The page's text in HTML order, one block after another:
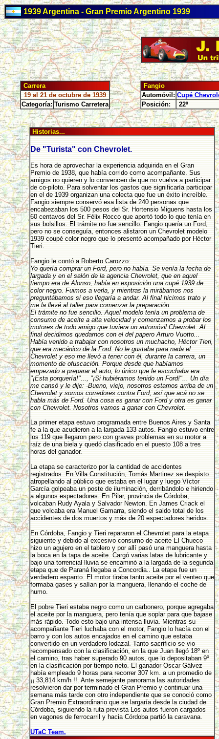
1939 Argentina - Gran Premio Argentino 1939
Carrera
19 al 21 de octubre de 1939
Categoría: Turismo Carretera
Fangio
Automóvil: Cupé
Posición:
22º
Historias...
De "Turista" con Chevrolet.
Es hora de aprovechar la experiencia adquirida en el Gran
Premio de 1938, que había corrido como acompañante. Sus
amigos no quieren y lo convencen de que no vuelva a participar
de co-piloto. Para solventar los gastos que significaría participar
en el de 1939 organizan una colecta que fue un éxito increíble.
Fangio siempre conservó esa lista de 240 personas que
encabezaban los 500 pesos del Sr. Hortensio Miguens hasta los
60 centavos del Sr. Félix Rocco que aportó todo lo que tenía en
sus bolsillos. El trámite no fue sencillo. Fangio quería un Ford,
pero no se conseguía, entonces alistaron un Chevrolet modelo
1939 coupé color negro que lo presentó acompañado por Héctor
Tieri.
Fangio le contó a Roberto Carozzo:
Yo quería comprar un Ford, pero no había. Se venía la fecha de
largada y en el salón de la agencia Chevrolet, que en aquel
tiempo era de Alonso, había en exposición una cupé 1939 de
color negro. Fuimos a verla, y mientras la mirábamos nos
preguntábamos si eso llegaría a andar. Al final hicimos trato y
me la llevé al taller para comenzar la preparación.
El trámite no fue sencillo. Aquel modelo tenía un problema de
consumo de aceite a alta velocidad y comenzamos a probar los
motores de todo amigo que tuviera un automóvil Chevrolet. Al
final decidimos quedarnos con el del papero Arturo Vuotto...
Había venido a trabajar con nosotros un muchacho, Héctor Tieri,
que era mecánico de la Ford. No le gustaba para nada el
Chevrolet y eso me llevó a tener con él, durante la carrera, un
momento de ofuscación. Porque desde que habíamos
empezado a preparar el auto, lo único que le escuchaba era:
"¡Esta porquería!"..., "¡Si hubiéramos tenido un Ford!"... Un día
me cansó y le dije: -Bueno, viejo, nosotros estamos arriba de un
Chevrolet y somos corredores contra Ford, así que acá no se
habla más de Ford. Una cosa es ganar con Ford y otra es ganar
con Chevrolet. Nosotros vamos a ganar con Chevrolet.
.
La primer etapa estuvo programada entre Buenos Aires y Santa
fe a la que acudieron a la largada 133 autos. Fangio estuvo entre
los 119 que llegaron pero con graves problemas en su motor a
raíz de una biela y quedó clasificado en el puesto 108 a tres
horas del ganador.
La etapa se caracterizo por la cantidad de accidentes
registrados. En Villa Constitución, Tomás Martinez se despisto
atropellando al público que estaba en el lugar y luego Víctor
García golpeaba un poste de iluminación, derribándolo e hiriendo
a algunos espectadores. En Pilar, provincia de Córdoba,
volcaban Rudy Ayala y Salvador Newton. En James Criack el
que volcaba era Manuel Gamarra, siendo el saldo total de los
accidentes de dos muertos y más de 20 espectadores heridos.
En Córdoba, Fangio y Tieri repararon el Chevrolet para la etapa
siguiente y debido al excesivo consumo de aceite El Chueco
hizo un agujero en el tablero y por allí pasó una manguera hasta
la boca en la tapa de aceite. Cargó varias latas de lubricante y
bajo una torrencial lluvia se encaminó a la largada de la segunda
etapa que de Paraná llegaba a Concordia.. La etapa fue un
verdadero espanto. El motor tiraba tanto aceite por el venteo que
formaba gases y salían por la manguera, llenando el coche de
humo.
El pobre Tieri estaba negro como un carbonero, porque agregaba
el aceite por la manguera, pero tenía que soplar para que bajase
más rápido. Todo esto bajo una intensa lluvia. Mientras su
acompañante Tieri luchaba con el motor, Fangio lo hacía con el
barro y con los autos encajados en el camino que estaba
convertido en un verdadero lodazal. Tanto sacrificio se vio
recompensado con la clasificación, en la que Juan llegó 18º en
el camino, tras haber superado 90 autos, que lo depositaban 9º
en la clasificación por tiempo neto. El ganador Oscar Gálvez
había empleado 9 horas para recorrer 307 km. a un promedio de
¡¡ 33,814 km/h !!. Ante semejante panorama las autoridades
resolvieron dar por terminado el Gran Premio y continuar una
semana más tarde con otro independiente que se conoció como
Gran Premio Extraordinario que se largaría desde la ciudad de
Córdoba, siguiendo la ruta prevista Los autos fueron cargados
en vagones de ferrocarril y hacia Córdoba partió la caravana.
UTaC Team.